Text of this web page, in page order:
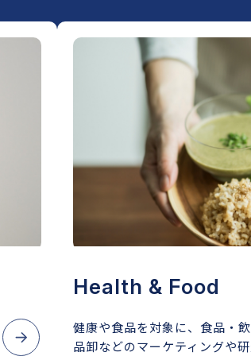
Health & Food
健康や食品を対象に、食品・
品卸などのマーケティングや